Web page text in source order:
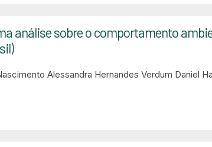
análise sobre o comportamento
Alessandra Hernandes Verdum Daniel